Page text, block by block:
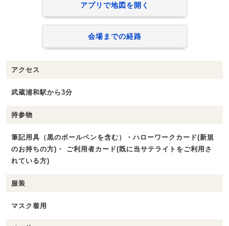
アプリで地図を開く
会場までの経路
アクセス
武蔵浦和駅から3分
持参物
筆記用具（黒のボールペンを含む）・ハローワークカード(新規
のお持ちの方)・ ご利用者カード(既に当サテライトをご利用さ
れている方)
服装
マスク着用